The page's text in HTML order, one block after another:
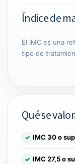
Índice de
El IMC es una
tipo de
Qué se
✓ IMC 30 o
✓ IMC 27,5 o